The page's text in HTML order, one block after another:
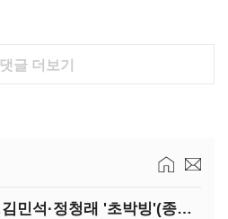
댓글 더보기
46.01% 대 44.53%…김민석·정청래 '초박빙'(종합 2보)